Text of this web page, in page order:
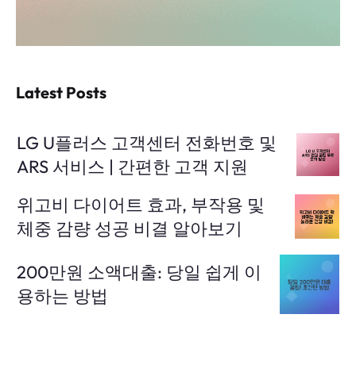
Latest Posts
LG U플러스 고객센터 전화번호 및
ARS 서비스 | 간편한 고객 지원
위고비 다이어트 효과, 부작용 및
체중 감량 성공 비결 알아보기
200만원 소액대출: 당일 쉽게 이
용하는 방법